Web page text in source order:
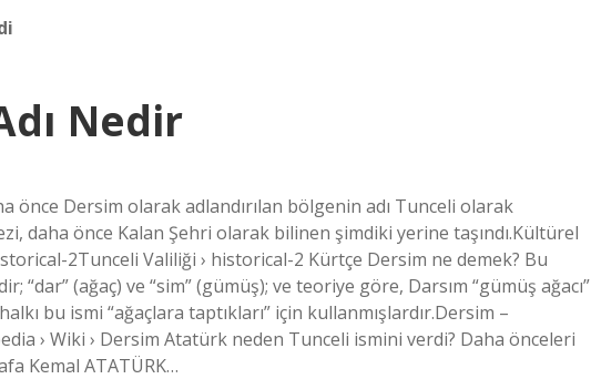
Nedir
önce Dersim olarak adlandırılan bölgenin adı Tunceli olarak
daha önce Kalan Şehri olarak bilinen şimdiki yerine taşındı.Kültürel
2Tunceli Valiliği › historical-2 Kürtçe Dersim ne demek? Bu
“dar” (ağaç) ve “sim” (gümüş); ve teoriye göre, Darsım “gümüş ağacı”
bu ismi “ağaçlara taptıkları” için kullanmışlardır.Dersim –
› Wiki › Dersim Atatürk neden Tunceli ismini verdi? Daha önceleri
Kemal ATATÜRK…